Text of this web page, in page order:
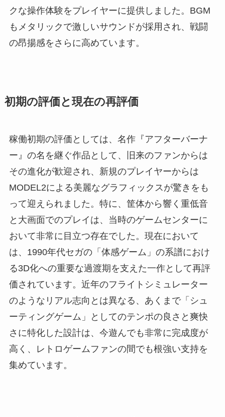
クな操作体験をプレイヤーに提供しました。BGM
もメタリックで激しいサウンドが採用され、戦闘
の昂揚感をさらに高めています。
初期の評価と現在の再評価
稼働初期の評価としては、名作『アフターバーナ
ー』の名を継ぐ作品として、旧来のファンからは
その進化が歓迎され、新規のプレイヤーからは
MODEL2による美麗なグラフィックスが驚きをも
って迎えられました。特に、筐体から響く重低音
と大画面でのプレイは、当時のゲームセンターに
おいて非常に目立つ存在でした。現在において
は、1990年代セガの「体感ゲーム」の系譜におけ
る3D化への重要な過渡期を支えた一作として再評
価されています。近年のフライトシミュレーター
のようなリアル志向とは異なる、あくまで「シュ
ーティングゲーム」としてのテンポの良さと爽快
さに特化した設計は、今遊んでも非常に完成度が
高く、レトロゲームファンの間でも根強い支持を
集めています。